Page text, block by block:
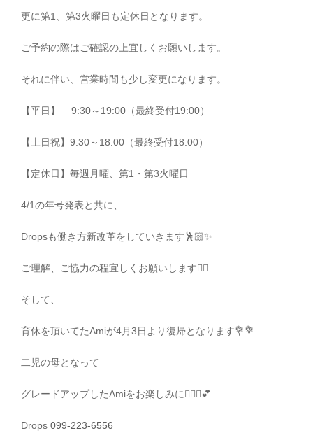
更に第1、第3火曜日も定休日となります。
ご予約の際はご確認の上宜しくお願いします。
それに伴い、営業時間も少し変更になります。
【平日】 9:30～19:00（最終受付19:00）
【土日祝】9:30～18:00（最終受付18:00）
【定休日】毎週月曜、第1・第3火曜日
4/1の年号発表と共に、
Dropsも働き方新改革をしていきます🕺🏻✨
ご理解、ご協力の程宜しくお願いします🙇‍♀️
そして、
育休を頂いてたAmiが4月3日より復帰となります💐💐
二児の母となって
グレードアップしたAmiをお楽しみに🧜🏻‍♀️💕
Drops 099-223-6556